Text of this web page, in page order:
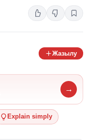
Жазылу
→
Explain simply